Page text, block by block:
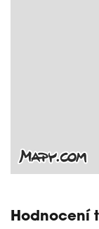
Hodnocení